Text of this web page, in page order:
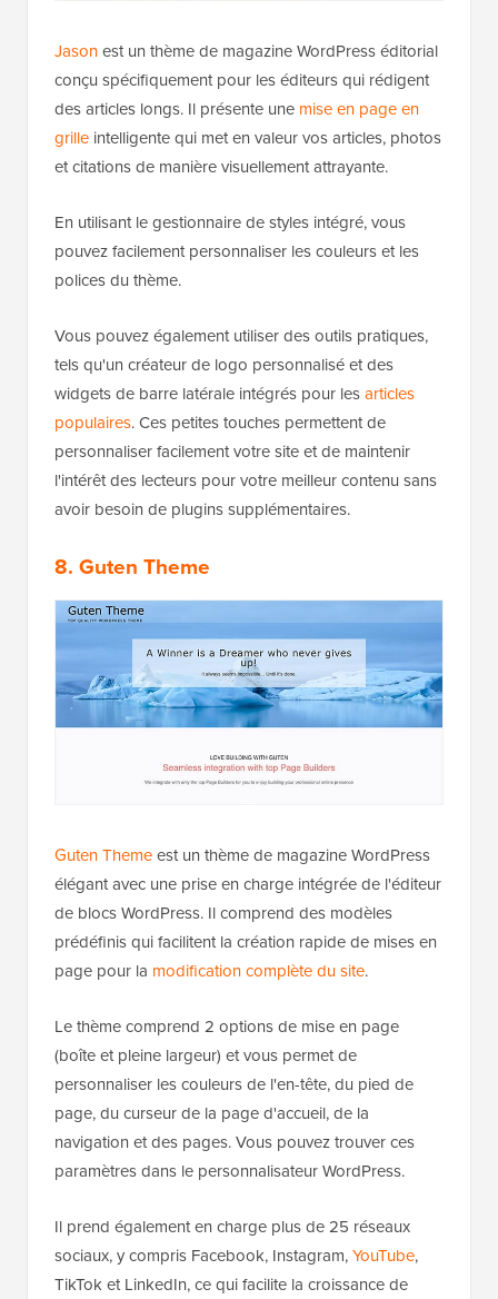
Jasonest un thème de magazine WordPress éditorial
conçu spécifiquement pour les éditeurs qui rédigent
des articles longs. Il présente une mise en page en
grille intelligente qui met en valeur vos articles, photos
et citations de manière visuellement attrayante.
En utilisant le gestionnaire de styles intégré, vous
pouvez facilement personnaliser les couleurs et les
polices du thème.
Vous pouvez également utiliser des outils pratiques,
tels qu'un créateur de logo personnalisé et des
widgets de barre latérale intégrés pour lesarticles
populaires. Ces petites touches permettent de
personnaliser facilement votre site et de maintenir
l'intérêt des lecteurs pour votre meilleur contenu sans
avoir besoin de plugins supplémentaires.
8. Guten Theme
Guten Themeest un thème de magazine WordPress
élégant avec une prise en charge intégrée de l'éditeur
de blocs WordPress. Il comprend des modèles
prédéfinis qui facilitent la création rapide de mises en
page pour la modification complète du site.
Le thème comprend 2 options de mise en page
(boîte et pleine largeur) et vous permet de
personnaliser les couleurs de l'en-tête, du pied de
page, du curseur de la page d'accueil, de la
navigation et des pages. Vous pouvez trouver ces
paramètres dans le personnalisateur WordPress.
Il prend également en charge plus de 25 réseaux
sociaux, y compris Facebook, Instagram,YouTube,
TikTok et LinkedIn, ce qui facilite la croissance de